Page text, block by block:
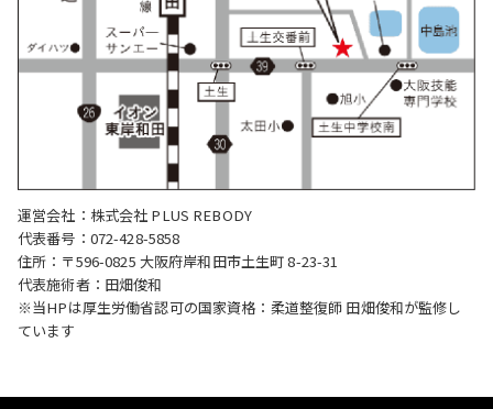
運営会社：株式会社 PLUS REBODY
代表番号：072-428-5858
住所：〒596-0825 大阪府岸和田市土生町 8-23-31
代表施術者：田畑俊和
※当HPは厚生労働省認可の国家資格：柔道整復師 田畑俊和が監修し
ています